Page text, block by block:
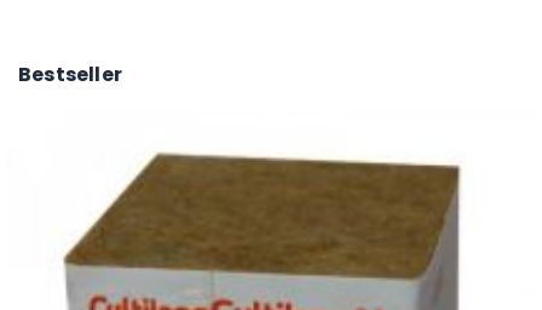
Bestseller